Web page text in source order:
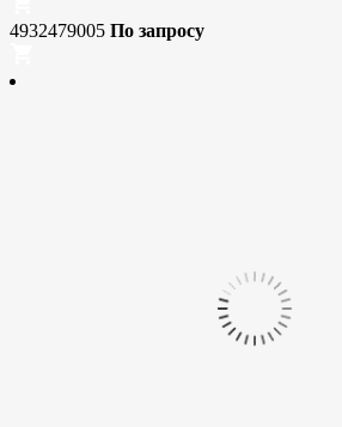
4932479005 По запросу